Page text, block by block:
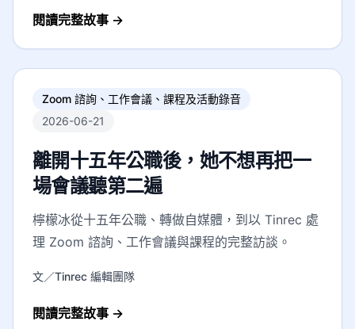
閱讀完整故事 →
Zoom 諮詢、工作會議、課程及活動錄音
2026-06-21
離開十五年公職後，她不想再把一
場會議聽第二遍
檸檬冰從十五年公職、轉做自媒體，到以 Tinrec 處
理 Zoom 諮詢、工作會議與課程的完整訪談。
文／Tinrec 編輯團隊
閱讀完整故事 →